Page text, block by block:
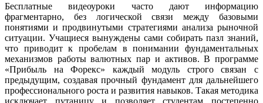
Бесплатные видеоуроки часто дают информацию
фрагментарно, без логической связи между базовыми
понятиями и продвинутыми стратегиями анализа рыночной
ситуации. Учащиеся вынуждены сами собирать пазл знаний,
что приводит к пробелам в понимании фундаментальных
механизмов работы валютных пар и активов. В программе
«Прибыль на Форекс» каждый модуль строго связан с
предыдущим, создавая прочный фундамент для дальнейшего
профессионального роста и развития навыков. Такая методика
исключает путаницу и позволяет студентам постепенно